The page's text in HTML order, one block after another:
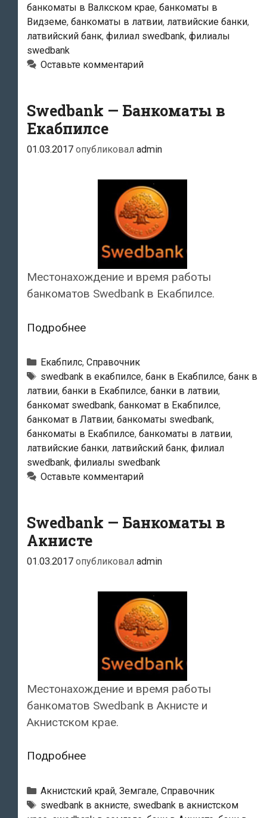
банкоматы в Валкском крае, банкоматы в
Видземе, банкоматы в латвии, латвийские банки,
латвийский банк, филиал swedbank, филиалы
swedbank
Оставьте комментарий
Swedbank — Банкоматы в
Екабпилсе
01.03.2017 опубликовал admin
Местонахождение и время работы
банкоматов Swedbank в Екабпилсе.
ПодробнееSwedbank
Банкоматы
в
Екабпилсе
Рубрики
Екабпилс, Справочник
Тэги
swedbank в екабпилсе, банк в Екабпилсе, банк в
латвии, банки в Екабпилсе, банки в латвии,
банкомат swedbank, банкомат в Екабпилсе,
банкомат в Латвии, банкоматы swedbank,
банкоматы в Екабпилсе, банкоматы в латвии,
латвийские банки, латвийский банк, филиал
swedbank, филиалы swedbank
Оставьте комментарий
Swedbank — Банкоматы в
Акнисте
01.03.2017 опубликовал admin
Местонахождение и время работы
банкоматов Swedbank в Акнисте и
Акнистском крае.
ПодробнееSwedbank
Банкоматы
в
Рубрики
Акнистский край, Земгале, Справочник
Тэги
swedbank в акнисте, swedbank в акнистском